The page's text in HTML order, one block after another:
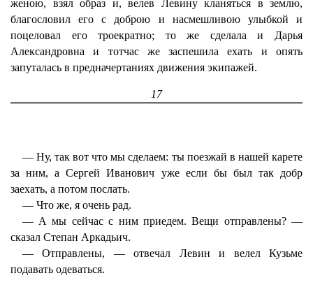
женою, взял образ и, велев Левину кланяться в землю,
благословил его с доброю и насмешливою улыбкой и
поцеловал его троекратно; то же сделала и Дарья
Александровна и тотчас же заспешила ехать и опять
запуталась в предначертаниях движения экипажей.
17
— Ну, так вот что мы сделаем: ты поезжай в нашей карете
за ним, а Сергей Иванович уже если бы был так добр
заехать, а потом послать.
— Что же, я очень рад.
— А мы сейчас с ним приедем. Вещи отправлены? —
сказал Степан Аркадьич.
— Отправлены, — отвечал Левин и велел Кузьме
подавать одеваться.